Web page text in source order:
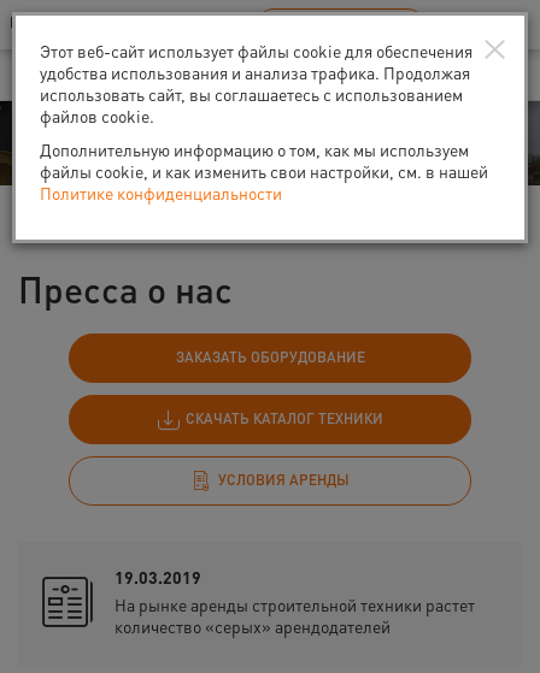
Ваш город:Санкт-Петербург
В Вашем регионе нет наших офисов RU EN
События
Пресса о нас
ЗАКАЗАТЬ ОБОРУДОВАНИЕ
СКАЧАТЬ КАТАЛОГ ТЕХНИКИ
УСЛОВИЯ АРЕНДЫ
19.03.2019
На рынке аренды строительной техники растет
количество «серых» арендодателей
×
Этот веб-сайт использует файлы cookie для обеспечения
удобства использования и анализа трафика. Продолжая
использовать сайт, вы соглашаетесь с использованием
файлов cookie.
Дополнительную информацию о том, как мы используем
файлы cookie, и как изменить свои настройки, см. в нашей
Политике конфиденциальности